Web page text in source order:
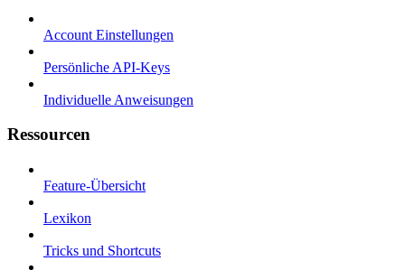
Account Einstellungen
Persönliche API-Keys
Individuelle Anweisungen
Ressourcen
Feature-Übersicht
Lexikon
Tricks und Shortcuts